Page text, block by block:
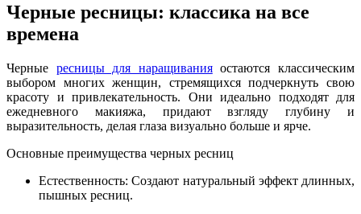
Черные ресницы: классика на все
времена
Черные ресницы для наращиванияостаются классическим
выбором многих женщин, стремящихся подчеркнуть свою
красоту и привлекательность. Они идеально подходят для
ежедневного макияжа, придают взгляду глубину и
выразительность, делая глаза визуально больше и ярче.
Основные преимущества черных ресниц
Естественность: Создают натуральный эффект длинных,
пышных ресниц.